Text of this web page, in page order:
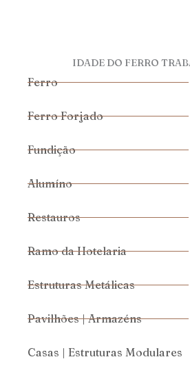
IDADE DO FERRO
Ferro
Ferro Forjado
Fundição
Alumíno
Restauros
Ramo da Hotelaria
Estruturas Metálicas
Pavilhões | Armazéns
Casas | Estruturas Modulares